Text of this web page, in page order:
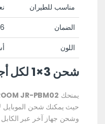
مناسب للطيران
الضمان
اللون
شحن 3×1 لكل أجهزتك
يمنحك JR-PBM02
حيث يمكنك شحن الموبايل
وشحن جهاز آخر عبر الكابل